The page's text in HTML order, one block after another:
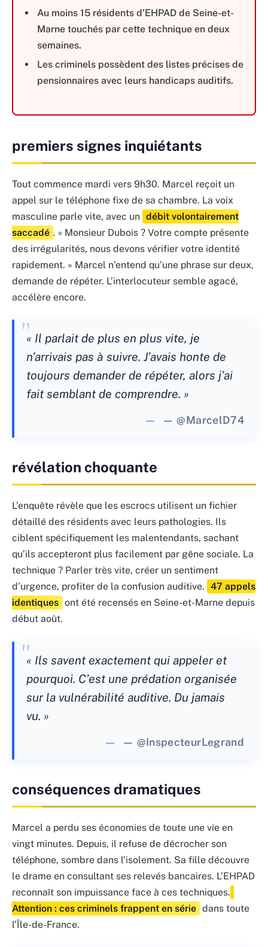
Au moins 15 résidents d’EHPAD de Seine-et-
Marne touchés par cette technique en deux
semaines.
Les criminels possèdent des listes précises de
pensionnaires avec leurs handicaps auditifs.
premiers signes inquiétants
Tout commence mardi vers 9h30. Marcel reçoit un
appel sur le téléphone fixe de sa chambre. La voix
masculine parle vite, avec un débit volontairement
saccadé . « Monsieur Dubois ? Votre compte présente
des irrégularités, nous devons vérifier votre identité
rapidement. » Marcel n’entend qu’une phrase sur deux,
demande de répéter. L’interlocuteur semble agacé,
accélère encore.
« Il parlait de plus en plus vite, je
n’arrivais pas à suivre. J’avais honte de
toujours demander de répéter, alors j’ai
fait semblant de comprendre. »
— @MarcelD74
révélation choquante
L’enquête révèle que les escrocs utilisent un fichier
détaillé des résidents avec leurs pathologies. Ils
ciblent spécifiquement les malentendants, sachant
qu’ils accepteront plus facilement par gêne sociale. La
technique ? Parler très vite, créer un sentiment
d’urgence, profiter de la confusion auditive. 47 appels
identiques ont été recensés en Seine-et-Marne depuis
début août.
« Ils savent exactement qui appeler et
pourquoi. C’est une prédation organisée
sur la vulnérabilité auditive. Du jamais
vu. »
— @InspecteurLegrand
conséquences dramatiques
Marcel a perdu ses économies de toute une vie en
vingt minutes. Depuis, il refuse de décrocher son
téléphone, sombre dans l’isolement. Sa fille découvre
le drame en consultant ses relevés bancaires. L’EHPAD
reconnaît son impuissance face à ces techniques.
Attention : ces criminels frappent en série dans toute
l’Île-de-France.